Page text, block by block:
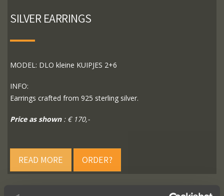
SILVER EARRINGS
MODEL: DLO kleine KUIPJES 2+6
INFO:
Earrings crafted from 925 sterling silver.
Price as shown: € 170,-
READ MORE ORDER?